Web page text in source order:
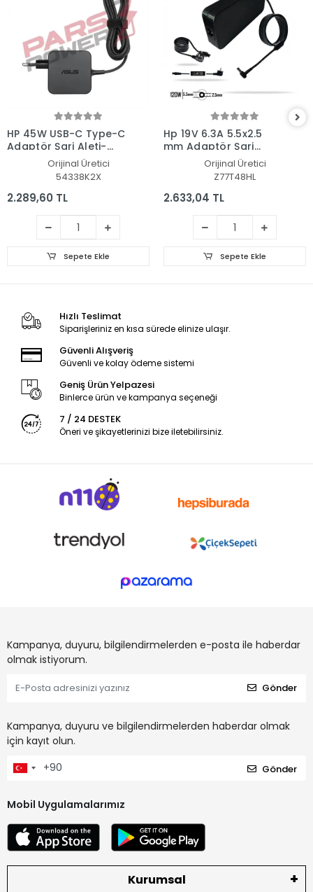
HP 45W USB-C Type-C
Adaptör Şarj Aleti-
Orijinal Üretici
54338K2X
2.289,60 TL
Sepete Ekle
Hp 19V 6.3A 5.5x2.5
mm Adaptör Şarj
Aleti-CihazıOrijinal Üretici
Z77T48HL
2.633,04 TL
Sepete Ekle
Hızlı Teslimat
Siparişleriniz en kısa sürede elinize ulaşır.
Güvenli Alışveriş
Güvenli ve kolay ödeme sistemi
Geniş Ürün Yelpazesi
Binlerce ürün ve kampanya seçeneği
7 / 24 DESTEK
Öneri ve şikayetlerinizi bize iletebilirsiniz.
Kampanya, duyuru, bilgilendirmelerden e-posta ile haberdar
olmak istiyorum.
Gönder
Kampanya, duyuru ve bilgilendirmelerden haberdar olmak
için kayıt olun.
Gönder
Mobil Uygulamalarımız
Kurumsal